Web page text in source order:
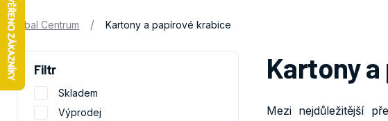
nákupu
Obal Centrum / Kartony a papírové krabice
Kartony
Mezi nejdůležitější
Filtr
Skladem
Výprodej